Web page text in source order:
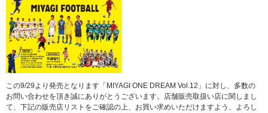
この9/29より発売となります「MIYAGI ONE DREAM Vol.12」に対し、多数の
お問い合わせを頂き誠にありがとうございます。店舗販売取扱い店に関しまし
て、下記の販売店リストをご確認の上、お買い求めいただけますよう、よろし